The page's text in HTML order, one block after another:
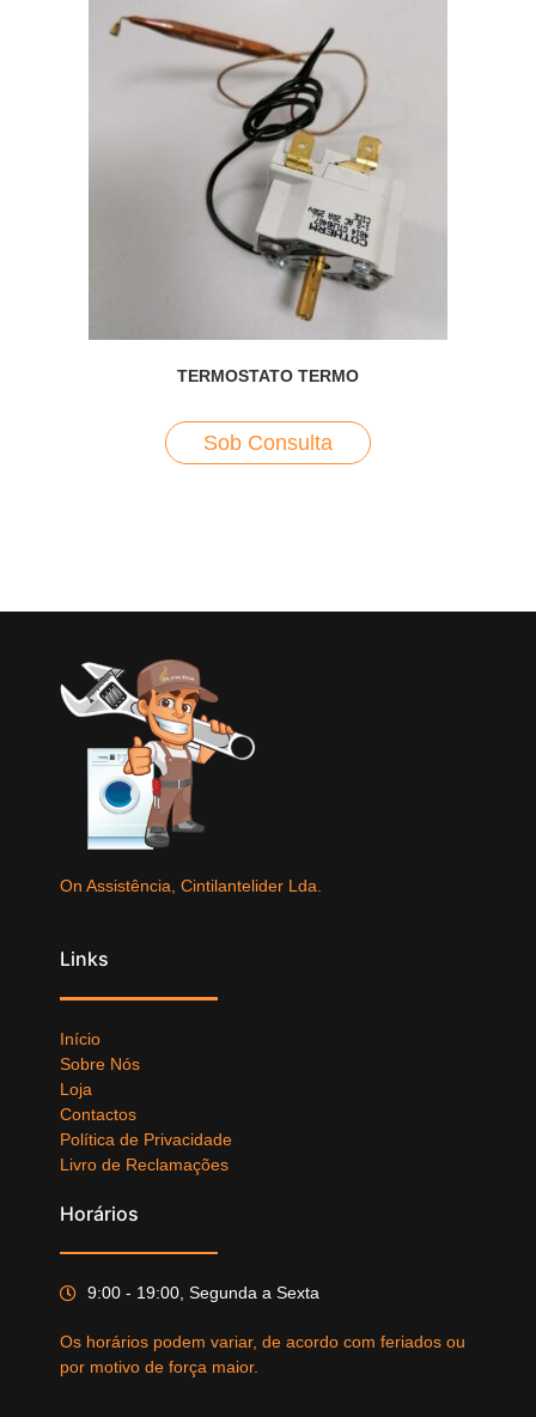
TERMOSTATO TERMO
Sob Consulta
On Assistência, Cintilantelider Lda.
Links
Início
Sobre Nós
Loja
Contactos
Política de Privacidade
Livro de Reclamações
Horários
9:00 - 19:00, Segunda a Sexta
Os horários podem variar, de acordo com feriados ou
por motivo de força maior.